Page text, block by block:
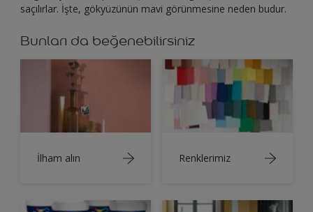
saçılırlar. İşte, gökyüzünün mavi görünmesine neden budur.
Bunları da beğenebilirsiniz
İlham alın Renklerimiz